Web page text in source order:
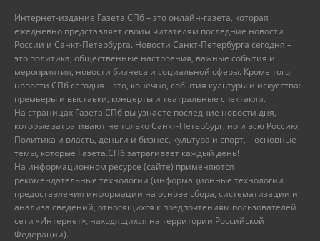
Интернет-издание Газета.СПб – это онлайн-газета, которая
ежедневно представляет своим читателям последние новости
России и Санкт-Петербурга. Новости Санкт-Петербурга сегодня –
это политика, общественные настроения, важные события и
мероприятия, новости бизнеса и социальной сферы. Кроме того,
новости СПб сегодня – это, конечно, события культуры и искусства:
премьеры и выставки, концерты и театральные спектакли.
На страницах Газета.СПб вы узнаете последние новости дня,
которые затрагивают не только Санкт-Петербург, но и всю Россию.
Политика и власть, деньги и бизнес, культура и спорт, – основные
темы, которые Газета.СПб затрагивает каждый день!
На информационном ресурсе (сайте) применяются
рекомендательные технологии (информационные технологии
предоставления информации на основе сбора, систематизации и
анализа сведений, относящихся к предпочтениям пользователей
сети «Интернет», находящихся на территории Российской
Федерации).